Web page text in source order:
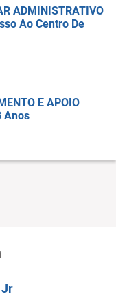
ADMINISTRATIVO
Ao Centro De
E APOIO
Anos
Jr